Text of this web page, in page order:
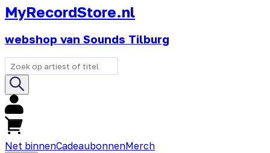
MyRecordStore.nl
webshop van Sounds Tilburg
Net binnenCadeaubonnenMerch